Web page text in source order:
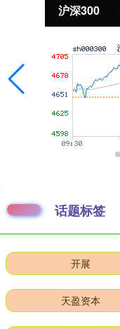
沪深300
话题标签
开展
天盈资本